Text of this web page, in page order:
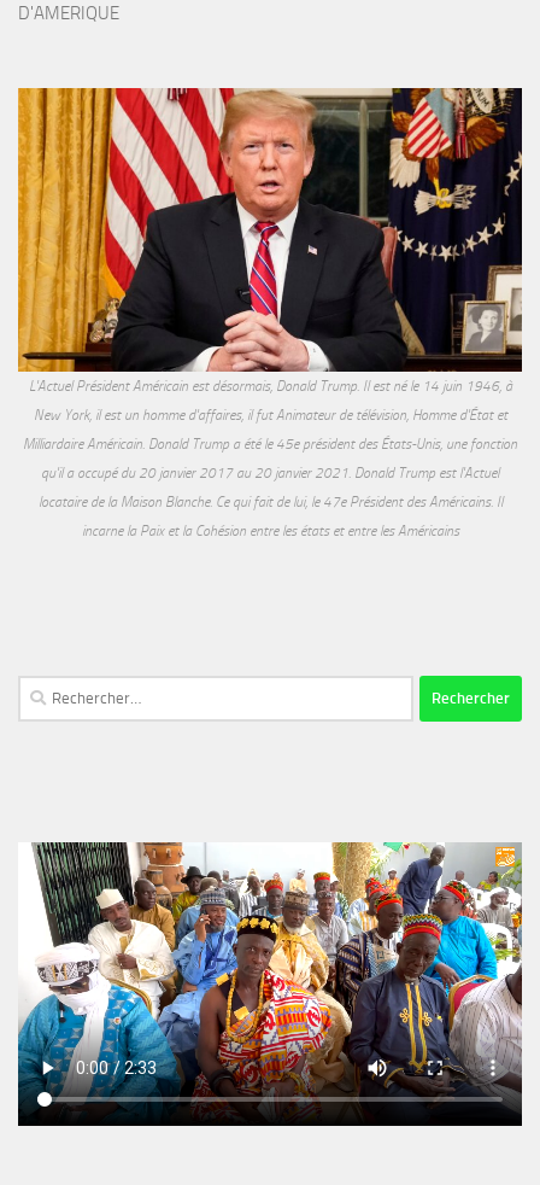
D'AMERIQUE
L'Actuel Président Américain est désormais, Donald Trump. Il est né le 14 juin 1946, à
New York, il est un homme d'affaires, il fut Animateur de télévision, Homme d'État et
Milliardaire Américain. Donald Trump a été le 45e président des États-Unis, une fonction
qu'il a occupé du 20 janvier 2017 au 20 janvier 2021. Donald Trump est l'Actuel
locataire de la Maison Blanche. Ce qui fait de lui, le 47e Président des Américains. Il
incarne la Paix et la Cohésion entre les états et entre les Américains
Rechercher :